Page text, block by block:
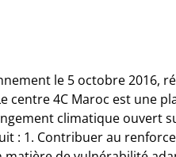
le 5 octobre 2016,
centre 4C Maroc est une
climatique ouvert
: 1. Contribuer au